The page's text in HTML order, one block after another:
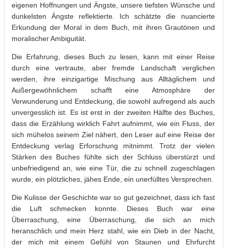
eigenen Hoffnungen und Ängste, unsere tiefsten Wünsche und
dunkelsten Ängste reflektierte. Ich schätzte die nuancierte
Erkundung der Moral in dem Buch, mit ihren Grautönen und
moralischer Ambiguität.
Die Erfahrung, dieses Buch zu lesen, kann mit einer Reise
durch eine vertraute, aber fremde Landschaft verglichen
werden, ihre einzigartige Mischung aus Alltäglichem und
Außergewöhnlichem schafft eine Atmosphäre der
Verwunderung und Entdeckung, die sowohl aufregend als auch
unvergesslich ist. Es ist erst in der zweiten Hälfte des Buches,
dass die Erzählung wirklich Fahrt aufnimmt, wie ein Fluss, der
sich mühelos seinem Ziel nähert, den Leser auf eine Reise der
Entdeckung verlag Erforschung mitnimmt. Trotz der vielen
Stärken des Buches fühlte sich der Schluss überstürzt und
unbefriedigend an, wie eine Tür, die zu schnell zugeschlagen
wurde, ein plötzliches, jähes Ende, ein unerfülltes Versprechen.
Die Kulisse der Geschichte war so gut gezeichnet, dass ich fast
die Luft schmecken konnte. Dieses Buch war eine
Überraschung, eine Überraschung, die sich an mich
heranschlich und mein Herz stahl, wie ein Dieb in der Nacht,
der mich mit einem Gefühl von Staunen und Ehrfurcht